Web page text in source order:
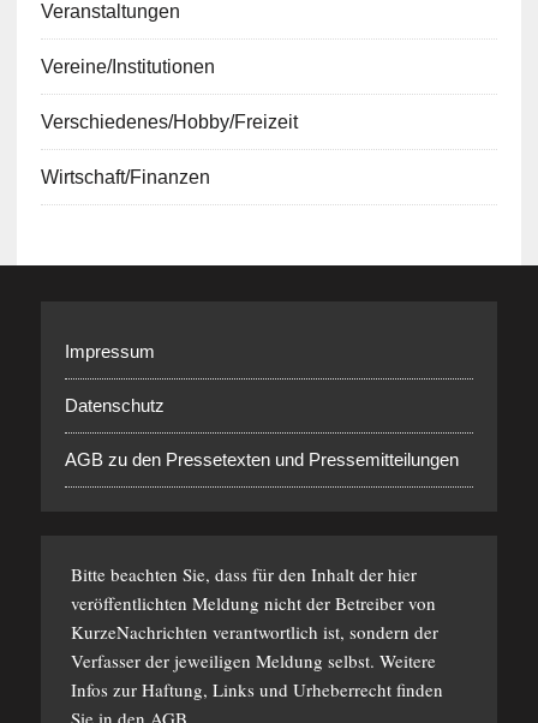
Veranstaltungen
Vereine/Institutionen
Verschiedenes/Hobby/Freizeit
Wirtschaft/Finanzen
Impressum
Datenschutz
AGB zu den Pressetexten und Pressemitteilungen
Bitte beachten Sie, dass für den Inhalt der hier
veröffentlichten Meldung nicht der Betreiber von
KurzeNachrichten verantwortlich ist, sondern der
Verfasser der jeweiligen Meldung selbst. Weitere
Infos zur Haftung, Links und Urheberrecht finden
Sie in den AGB